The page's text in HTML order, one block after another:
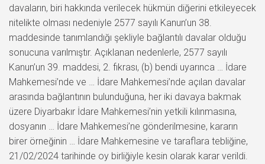
davaların, biri hakkında verilecek hükmün diğerini etkileyecek
nitelikte olması nedeniyle 2577 sayılı Kanun’un 38.
maddesinde tanımlandığı şekliyle bağlantılı davalar olduğu
sonucuna varılmıştır. Açıklanan nedenlerle, 2577 sayılı
Kanun’un 39. maddesi, 2. fıkrası, (b) bendi uyarınca … İdare
Mahkemesi’nde ve … İdare Mahkemesi’nde açılan davalar
arasında bağlantının bulunduğuna, her iki davaya bakmak
üzere Diyarbakır İdare Mahkemesi’nin yetkili kılınmasına,
dosyanın … İdare Mahkemesi’ne gönderilmesine, kararın
birer örneğinin … İdare Mahkemesine ve taraflara tebliğine,
21/02/2024 tarihinde oy birliğiyle kesin olarak karar verildi.